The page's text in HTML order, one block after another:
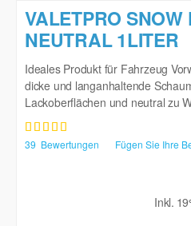
Bildgalerie
springen
Anfang
der
Bildgalerie
VALETPRO SNOW
NEUTRAL 1LITER
Ideales Produkt für Fahrzeug
dicke und langanhaltende
Lackoberflächen und neutral zu
Bewertung:
97
% of100
39 Bewertungen Fügen Sie Ihre
Inkl.